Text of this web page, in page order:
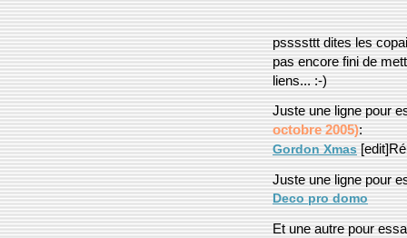
pssssttt dites les
pas encore fini de
liens... :-)
Juste une ligne pour
octobre 2005):
Gordon Xmas
Juste une ligne pour
Deco pro domo
Et une autre pour